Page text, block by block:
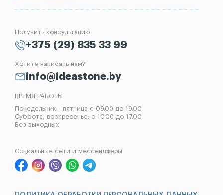
Блог
Контакты
Вазы
Изготовление памятников
Рассрочка на памятник
Реставрация памятников
Демонтаж памятников
Получить консультацию
+375 (29) 835 33 99
Хотите написать нам?
info@ideastone.by
ВРЕМЯ РАБОТЫ
Понедельник - пятница с 09.00 до 19.00
Суббота, воскресенье: с 10.00 до 17.00
Без выходных
Социальные сети и мессенджеры